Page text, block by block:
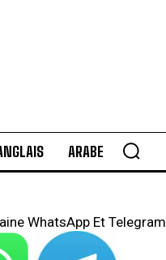
ARABE
WhatsApp Et Telegram